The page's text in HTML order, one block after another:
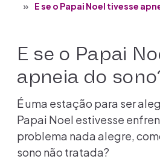
E se o Papai Noel tivesse
E se o Papai
apneia do
É uma estação para ser
Papai Noel estivesse
problema nada alegre,
sono não tratada?